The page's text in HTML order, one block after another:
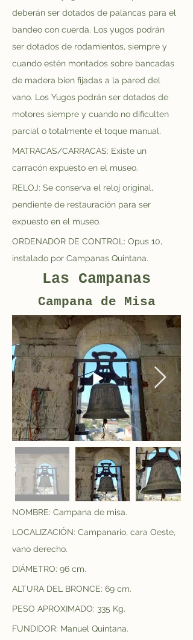
deberán ser dotados de palancas para el
bandeo con cuerda. Los yugos podrán
ser dotados de rodamientos, siempre y
cuando estén montados sobre bancadas
de madera bien fijadas a la pared del
vano. Los Yugos podrán ser dotados de
motores siempre y cuando no dificulten
parcial o totalmente el toque manual.
MATRACAS/CARRACAS: Existe un
carracón expuesto en el museo.
RELOJ: Se conserva el reloj original,
pendiente de restauración para ser
expuesto en el museo.
ORDENADOR DE CONTROL: Opus 10,
instalado por Campanas Quintana.
Las Campanas
Campana de Misa
NOMBRE: Campana de misa.
LOCALIZACIÓN: Campanario, cara Oeste,
vano derecho.
DIÁMETRO: 96 cm.
ALTURA DEL BRONCE: 69 cm.
PESO APROXIMADO: 335 Kg.
FUNDIDOR: Manuel Quintana.